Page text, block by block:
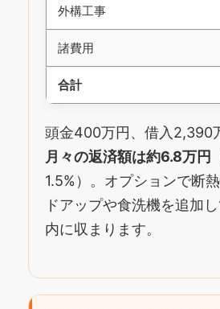
外構工事
諸費用
合計
頭金400万円、借入2,390
月々の返済額は約6.8万円
1.5%）。オプションで断
ドアップや食洗機を追加
内に収まります。